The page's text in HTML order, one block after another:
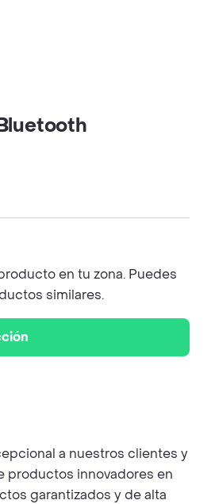
en tu zona. Puedes
similares.
a nuestros clientes y
productos innovadores en
garantizados y de alta